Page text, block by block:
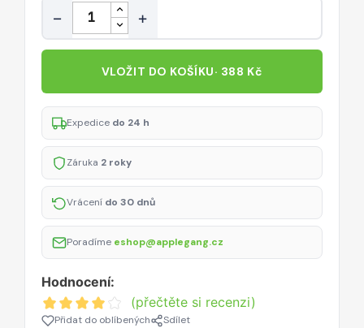
Množství
− +
VLOŽIT DO KOŠÍKU· 388 Kč
Expedice do 24 h
Záruka 2 roky
Vrácení do 30 dnů
Poradíme eshop@applegang.cz
Hodnocení:
(přečtěte si recenzi)
Přidat do oblíbených Sdílet